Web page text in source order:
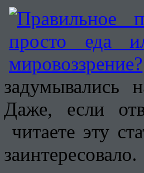
задумывались
Даже, если
читаете эту
заинтересовало.